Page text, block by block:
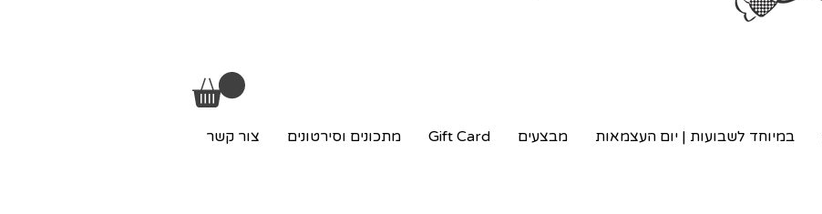
במיוחד לשבועות | יום העצמאות מבצעים Gift Card מתכונים וסירטונים צור קשר